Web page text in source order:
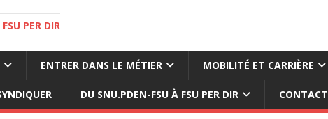
PER DIR
ENTRER DANS LE MÉTIER MOBILITÉ ET CARRIÈRE
DU SNU.PDEN-FSU À FSU PER DIR CONTACT